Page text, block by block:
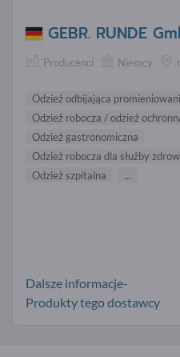
GEBR. RUNDE
Producenci Niemcy
Odzież odbijająca
Odzież robocza / odzież
Odzież gastronomiczna
Odzież robocza dla służby
Odzież szpitalna
...
Dalsze informacje-
Produkty tego dostawcy